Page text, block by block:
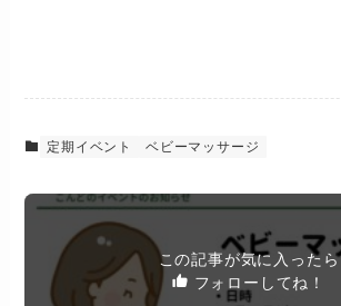
定期イベント ベビーマッサージ
この記事が気に入ったら
フォローしてね！